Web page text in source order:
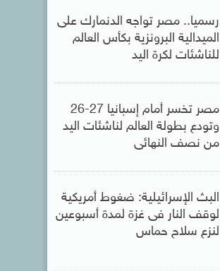
رسميا.. مصر تواجه الدنمارك على
الميدالية البرونزية بكأس العالم
للناشئات لكرة اليد
مصر تخسر أمام إسبانيا 27-26
وتودع بطولة العالم لناشئات اليد
من نصف النهائى
البث الإسرائيلية: ضغوط أمريكية
لوقف النار فى غزة لمدة أسبوعين
لنزع سلاح حماس